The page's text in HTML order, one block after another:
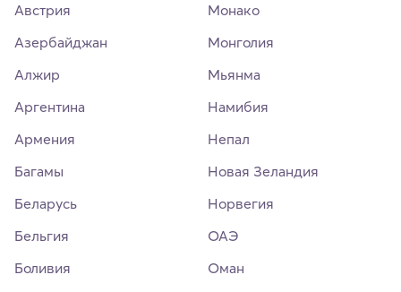
Австрия
Азербайджан
Алжир
Аргентина
Армения
Багамы
Беларусь
Бельгия
Боливия
Монако
Монголия
Мьянма
Намибия
Непал
Новая Зеландия
Норвегия
ОАЭ
Оман